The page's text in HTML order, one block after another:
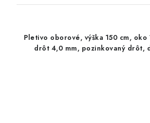
Pletivo oborové, výška 150 cm, oko
drôt 4,0 mm, pozinkovaný drôt,